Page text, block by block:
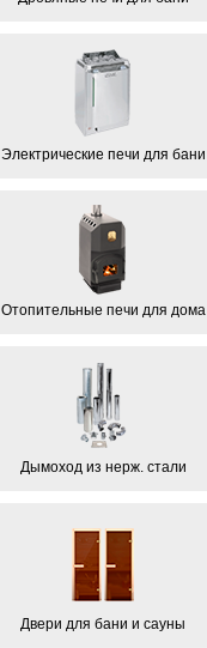
Электрические печи для бани
Отопительные печи для дома
Дымоход из нерж. стали
Двери для бани и сауны